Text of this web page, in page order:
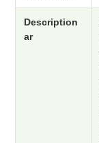
Description
ar